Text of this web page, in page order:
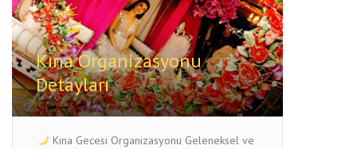
Kına Organizasyonu
Detayları
Kına Gecesi Organizasyonu Geleneksel ve